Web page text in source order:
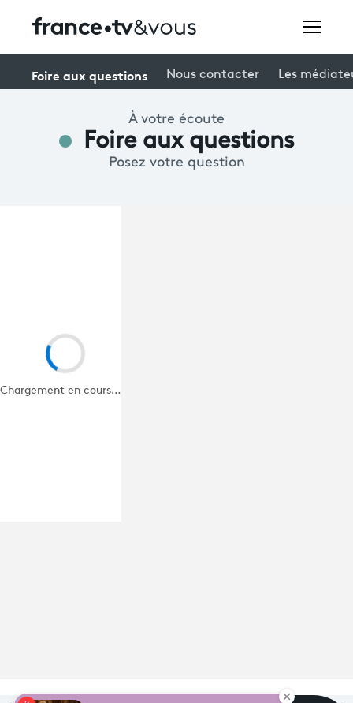
Programme
Foire aux questions Nous contacter Les
À votre écoute
Foire aux questions
Posez votre question
Chargement en cours…